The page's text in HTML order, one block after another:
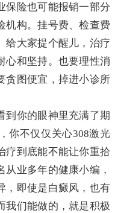
保险也可能报销一部分
机构。挂号费、检查费
给大家提个醒儿，治疗
心和坚持。也要理性消
贪图便宜，掉进小诊所
到你的眼神里充满了期
你不仅仅关心308激光
疗到底能不能让你重拾
业多年的健康小编，
，即使是白癜风，也有
我们能做的，就是积极